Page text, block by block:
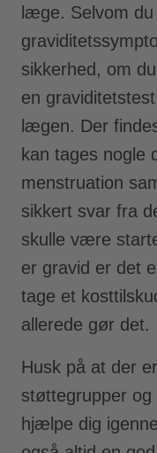
læge. Selvom
sikkerhed, om
en
lægen. Der
kan tages nogle
menstruation
sikkert svar fra
skulle være
er gravid er det
tage et
allerede gør det.
Husk på at der
støttegrupper
hjælpe dig